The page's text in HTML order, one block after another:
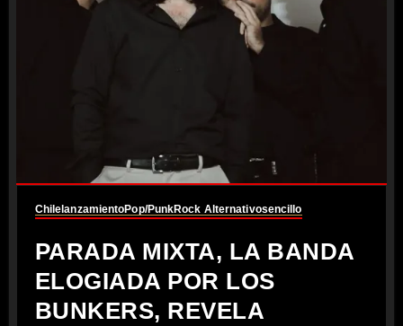
Chile lanzamientoPop/PunkRock Alternativosencillo
PARADA MIXTA, LA BANDA
ELOGIADA POR LOS
BUNKERS, REVELA